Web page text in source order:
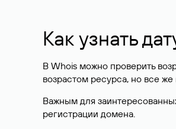
Как узнать
В Whois можно проверить
возрастом ресурса, но все
Важным для
регистрации домена.